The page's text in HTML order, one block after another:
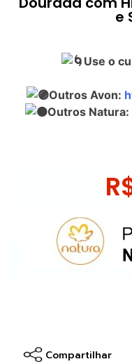
e
Use o
Outros Avon:
Outros Natura:
Compartilhar